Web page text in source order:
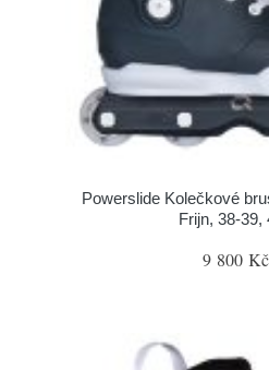
Powerslide Kolečkové
Frijn, 38-39,
9 800 Kč